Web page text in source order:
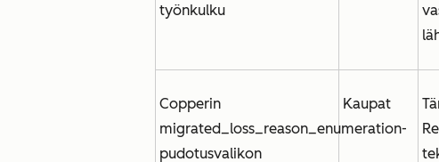
työnkulku
Copperin
migrated_loss_reason_enumeration-
pudotusvalikon
Kaupat